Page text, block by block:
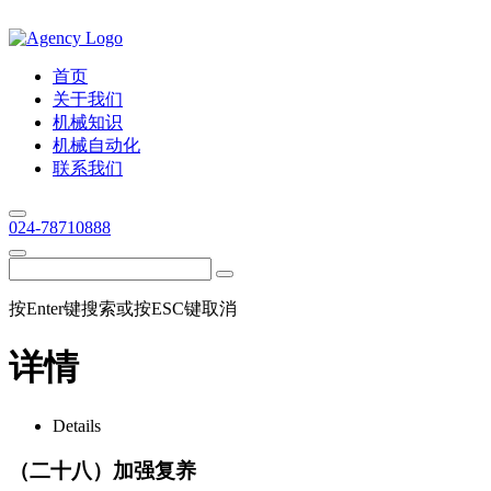
首页
关于我们
机械知识
机械自动化
联系我们
024-78710888
按Enter键搜索或按ESC键取消
详情
Details
（二十八）加强复养